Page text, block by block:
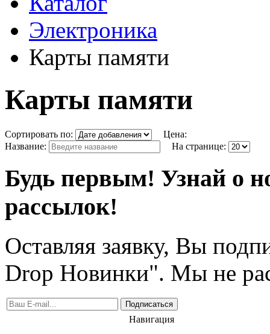
Электроника
Карты памяти
Карты памяти
Сортировать по:
Цена:
Название:
На странице:
Будь первым! Узнай о
рассылок!
Оставляя заявку, Вы
Drop Новинки". Мы не
Подписаться
Навигация